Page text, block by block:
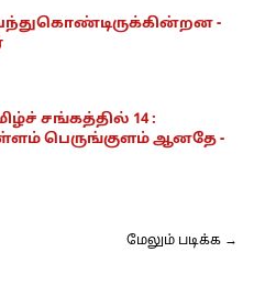
-
சங்கத்தில் 14 :
பெருங்குளம் ஆனதே -
மேலும் படிக்க →